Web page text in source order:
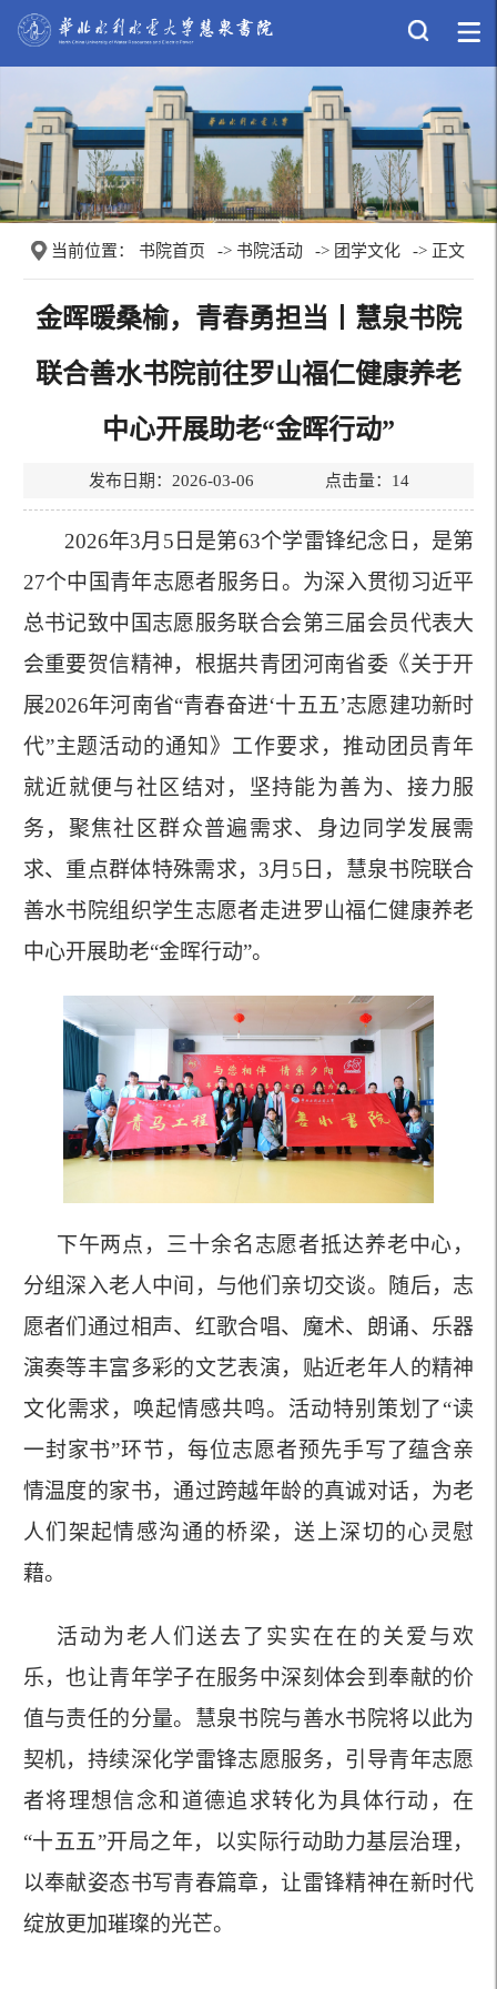
当前位置： 书院首页 -> 书院活动 -> 团学文化 -> 正文
金晖暖桑榆，青春勇担当丨慧泉书院
联合善水书院前往罗山福仁健康养老
中心开展助老“金晖行动”
发布日期：2026-03-06 点击量： 14
2026年3月5日是第63个学雷锋纪念日，是第
27个中国青年志愿者服务日。为深入贯彻习近平
总书记致中国志愿服务联合会第三届会员代表大
会重要贺信精神，根据共青团河南省委《关于开
展2026年河南省“青春奋进‘十五五’志愿建功新时
代”主题活动的通知》工作要求， 推动团员青年
就近就便与社区结对，坚持能为善为、接力服
务，聚焦社区群众普遍需求、身边同学发展需
求、重点群体特殊需求， 3月5日，慧泉书院联合
善水书院组织学生志愿者走进罗山福仁健康养老
中心开展助老“金晖行动”。
下午两点，三十余名志愿者抵达养老中心，
分组深入老人中间，与他们亲切交谈。随后，志
愿者们通过相声、红歌合唱、魔术、朗诵、乐器
演奏等丰富多彩的文艺表演，贴近老年人的精神
文化需求，唤起情感共鸣。活动特别策划了“读
一封家书”环节，每位志愿者预先手写了蕴含亲
情温度的家书，通过跨越年龄的真诚对话，为老
人们架起情感沟通的桥梁，送上深切的心灵慰
藉。
活动为老人们送去了实实在在的关爱与欢
乐，也让青年学子在服务中深刻体会到奉献的价
值与责任的分量。慧泉书院与善水书院将以此为
契机，持续深化学雷锋志愿服务，引导青年志愿
者将理想信念和道德追求转化为具体行动，在
“十五五”开局之年，以实际行动助力基层治理，
以奉献姿态书写青春篇章 ，让雷锋精神在新时代
绽放更加璀璨的光芒。